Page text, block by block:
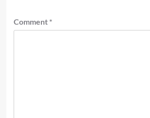
Comment *